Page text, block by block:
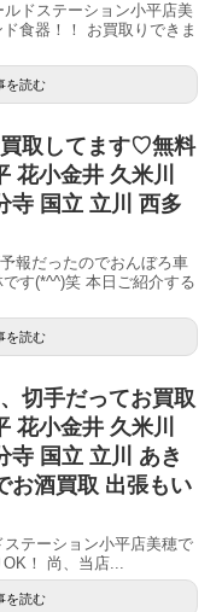
ドステーション小平店美
食器！！ お買取りできま
を読む
取してます♡無料
花小金井 久米川
寺 国立 立川 西多
報だったのでおんぼろ車
す(*^^)笑 本日ご紹介する
を読む
切手だってお買取
花小金井 久米川
寺 国立 立川 あき
お酒買取 出張もい
テーション小平店美穂で
！ 尚、当店...
を読む